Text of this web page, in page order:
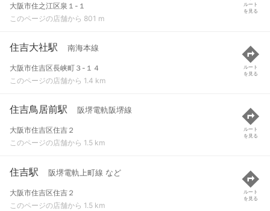
大阪市住之江区泉１-１
このページの店舗から 801 m
ルート
を見る
住吉大社駅 南海本線
大阪市住吉区長峡町３-１４
このページの店舗から 1.4 km
ルート
を見る
住吉鳥居前駅 阪堺電軌阪堺線
大阪市住吉区住吉２
このページの店舗から 1.5 km
ルート
を見る
住吉駅 阪堺電軌上町線 など
大阪市住吉区住吉２
このページの店舗から 1.5 km
ルート
を見る